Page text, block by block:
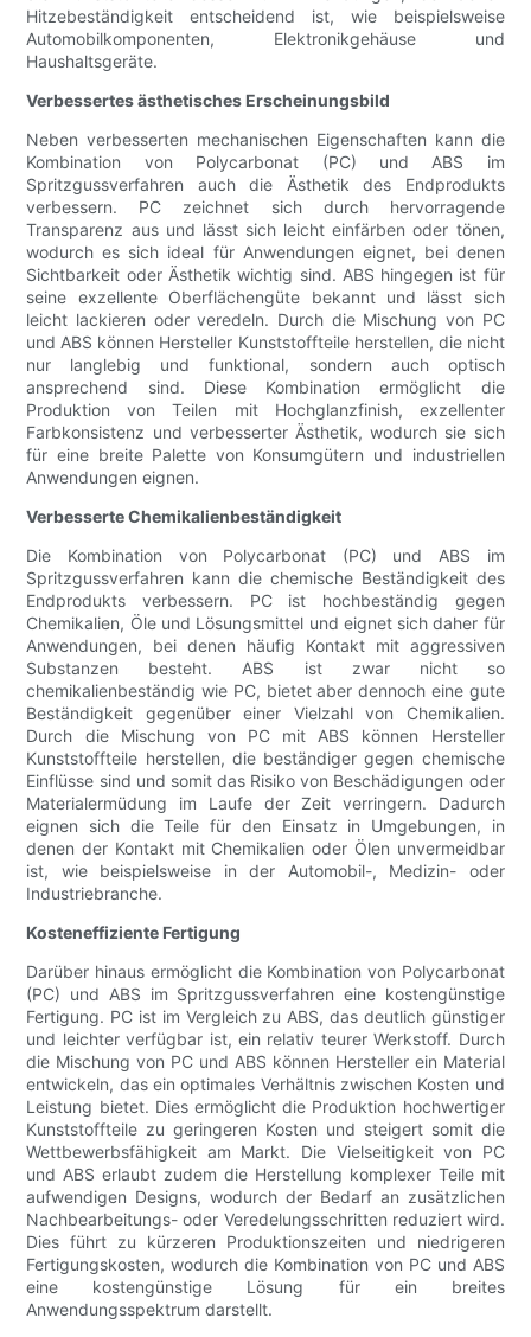
Hitzebeständigkeit entscheidend ist, wie beispielsweise
Automobilkomponenten, Elektronikgehäuse und
Haushaltsgeräte.
Verbessertes ästhetisches Erscheinungsbild
Neben verbesserten mechanischen Eigenschaften kann die
Kombination von Polycarbonat (PC) und ABS im
Spritzgussverfahren auch die Ästhetik des Endprodukts
verbessern. PC zeichnet sich durch hervorragende
Transparenz aus und lässt sich leicht einfärben oder tönen,
wodurch es sich ideal für Anwendungen eignet, bei denen
Sichtbarkeit oder Ästhetik wichtig sind. ABS hingegen ist für
seine exzellente Oberflächengüte bekannt und lässt sich
leicht lackieren oder veredeln. Durch die Mischung von PC
und ABS können Hersteller Kunststoffteile herstellen, die nicht
nur langlebig und funktional, sondern auch optisch
ansprechend sind. Diese Kombination ermöglicht die
Produktion von Teilen mit Hochglanzfinish, exzellenter
Farbkonsistenz und verbesserter Ästhetik, wodurch sie sich
für eine breite Palette von Konsumgütern und industriellen
Anwendungen eignen.
Verbesserte Chemikalienbeständigkeit
Die Kombination von Polycarbonat (PC) und ABS im
Spritzgussverfahren kann die chemische Beständigkeit des
Endprodukts verbessern. PC ist hochbeständig gegen
Chemikalien, Öle und Lösungsmittel und eignet sich daher für
Anwendungen, bei denen häufig Kontakt mit aggressiven
Substanzen besteht. ABS ist zwar nicht so
chemikalienbeständig wie PC, bietet aber dennoch eine gute
Beständigkeit gegenüber einer Vielzahl von Chemikalien.
Durch die Mischung von PC mit ABS können Hersteller
Kunststoffteile herstellen, die beständiger gegen chemische
Einflüsse sind und somit das Risiko von Beschädigungen oder
Materialermüdung im Laufe der Zeit verringern. Dadurch
eignen sich die Teile für den Einsatz in Umgebungen, in
denen der Kontakt mit Chemikalien oder Ölen unvermeidbar
ist, wie beispielsweise in der Automobil-, Medizin- oder
Industriebranche.
Kosteneffiziente Fertigung
Darüber hinaus ermöglicht die Kombination von Polycarbonat
(PC) und ABS im Spritzgussverfahren eine kostengünstige
Fertigung. PC ist im Vergleich zu ABS, das deutlich günstiger
und leichter verfügbar ist, ein relativ teurer Werkstoff. Durch
die Mischung von PC und ABS können Hersteller ein Material
entwickeln, das ein optimales Verhältnis zwischen Kosten und
Leistung bietet. Dies ermöglicht die Produktion hochwertiger
Kunststoffteile zu geringeren Kosten und steigert somit die
Wettbewerbsfähigkeit am Markt. Die Vielseitigkeit von PC
und ABS erlaubt zudem die Herstellung komplexer Teile mit
aufwendigen Designs, wodurch der Bedarf an zusätzlichen
Nachbearbeitungs- oder Veredelungsschritten reduziert wird.
Dies führt zu kürzeren Produktionszeiten und niedrigeren
Fertigungskosten, wodurch die Kombination von PC und ABS
eine kostengünstige Lösung für ein breites
Anwendungsspektrum darstellt.